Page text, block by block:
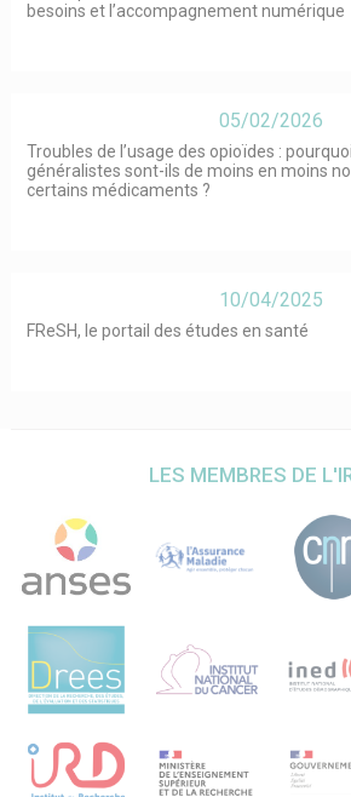
besoins et l’accompagnement numérique
05/02/2026
Troubles de l’usage des opioïdes :
généralistes sont-ils de moins en moins
certains médicaments ?
10/04/2025
FReSH, le portail des études en santé
LES MEMBRES DE